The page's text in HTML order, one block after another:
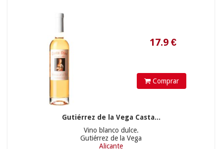
Comprar
Gutiérrez de la Vega Casta...
Vino blanco dulce.
Gutiérrez de la Vega
Alicante
15.45 €